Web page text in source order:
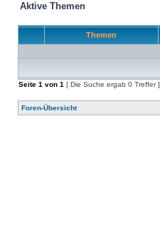
Aktive Themen
Themen
Seite 1 von 1 [ Die Suche ergab 0 Treffer ]
Foren-Übersicht